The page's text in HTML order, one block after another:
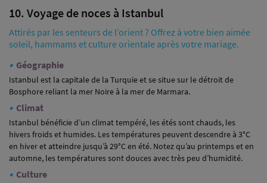
10. Voyage de noces à Istanbul
Attirés par les senteurs de l’orient ? Offrez à votre bien aimée
soleil, hammams et culture orientale après votre mariage.
• Géographie
Istanbul est la capitale de la Turquie et se situe sur le détroit de
Bosphore reliant la mer Noire à la mer de Marmara.
• Climat
Istanbul bénéficie d’un climat tempéré, les étés sont chauds, les
hivers froids et humides. Les températures peuvent descendre à 3°C
en hiver et atteindre jusqu’à 29°C en été. Notez qu’au printemps et en
automne, les températures sont douces avec très peu d’humidité.
• Culture